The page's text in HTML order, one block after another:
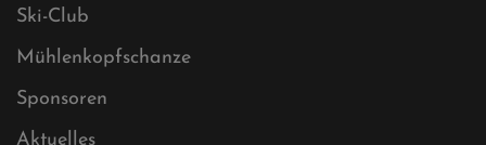
Datenschutz
Impressum
Sitemap